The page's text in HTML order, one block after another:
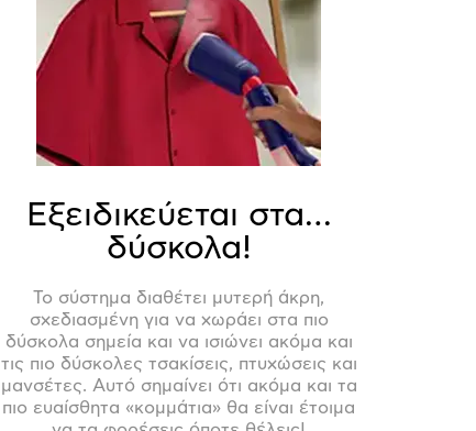
Εξειδικεύεται στα…
δύσκολα!
Το σύστημα διαθέτει μυτερή άκρη,
σχεδιασμένη για να χωράει στα πιο
δύσκολα σημεία και να ισιώνει ακόμα και
τις πιο δύσκολες τσακίσεις, πτυχώσεις και
μανσέτες. Αυτό σημαίνει ότι ακόμα και τα
πιο ευαίσθητα «κομμάτια» θα είναι έτοιμα